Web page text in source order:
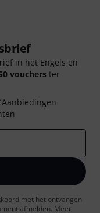
in het Engels en
vouchers ter
Aanbiedingen
met het ontvangen
afmelden. Meer